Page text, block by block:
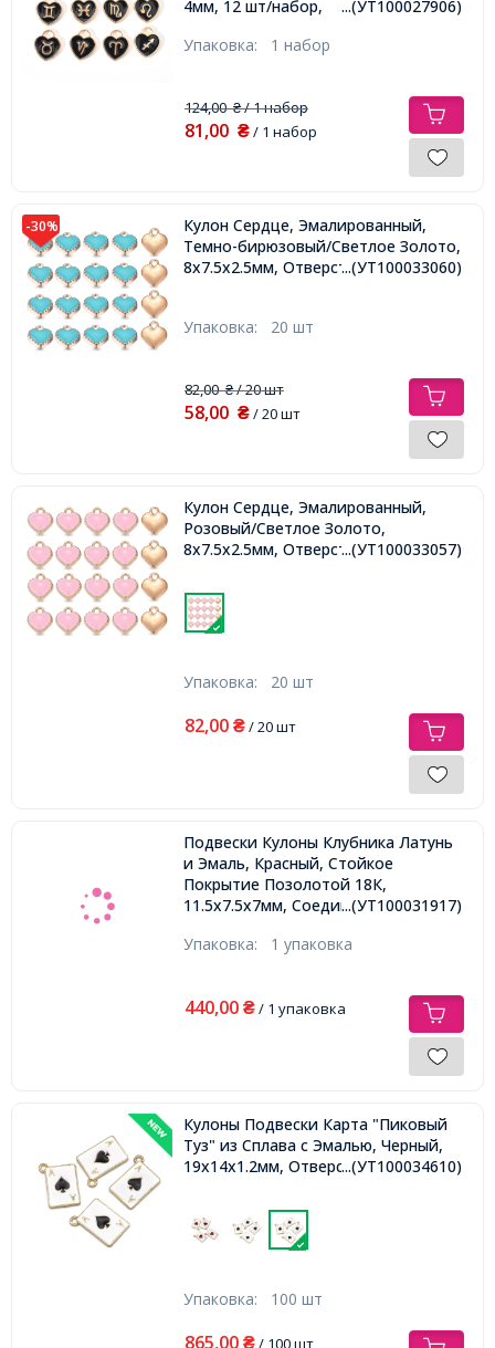
4мм, 12 шт/набор,
...(УТ100027906)
Упаковка: 1 набор
124,00₴/ 1 набор
81,00 ₴/ 1 набор
-30%
Кулон Сердце, Эмалированный,
Темно-бирюзовый/Светлое Золото,
8x7.5x2.5мм, Отверстие 1.5мм,
...(УТ100033060)
Упаковка: 20 шт
82,00₴/ 20 шт
58,00 ₴/ 20 шт
Кулон Сердце, Эмалированный,
Розовый/Светлое Золото,
8x7.5x2.5мм, Отверстие 1.5мм,
...(УТ100033057)
Упаковка: 20 шт
82,00 ₴/ 20 шт
Подвески Кулоны Клубника Латунь
и Эмаль, Красный, Стойкое
Покрытие Позолотой 18К,
11.5х7.5х7мм, Соединительное
...(УТ100031917)
Упаковка: 1 упаковка
440,00 ₴/ 1 упаковка
Кулоны Подвески Карта "Пиковый
Туз" из Сплава с Эмалью, Черный,
19x14х1.2мм, Отверстие 1.7мм,
...(УТ100034610)
Упаковка: 100 шт
865,00 ₴/ 100 шт